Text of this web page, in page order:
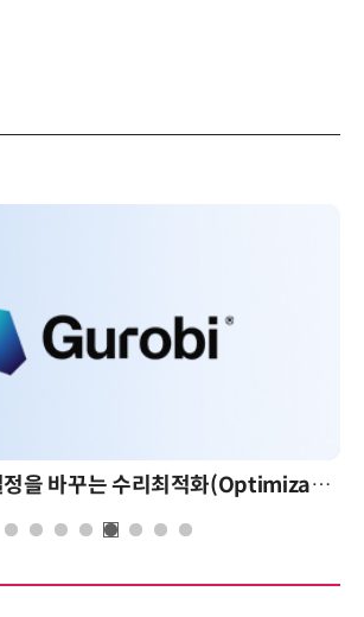
AI 시대의 의사결정을 바꾸는 수리최적화(Optimization): 실제 산업 적용 사례와 활용 전략